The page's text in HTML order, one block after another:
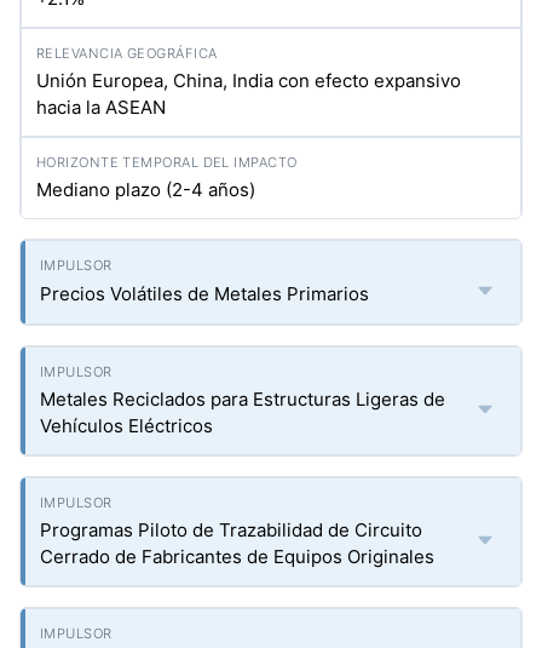
Unión Europea, China, India con efecto expansivo
hacia la ASEAN
Mediano plazo (2-4 años)
Precios Volátiles de Metales Primarios
Metales Reciclados para Estructuras Ligeras de
Vehículos Eléctricos
Programas Piloto de Trazabilidad de Circuito
Cerrado de Fabricantes de Equipos Originales